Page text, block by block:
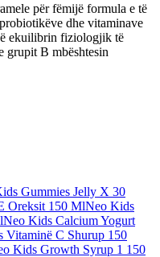
për fëmijë formula e të
dhe vitaminave
ekuilibrin fiziologjik të
grupit B mbështesin
dhe japin energji. Prania
Gummies Jelly X 30
Oreksit 150 MlNeo Kids
Neo Kids Calcium Yogurt
Vitaminë C Shurup 150
Kids Growth Syrup 1 150